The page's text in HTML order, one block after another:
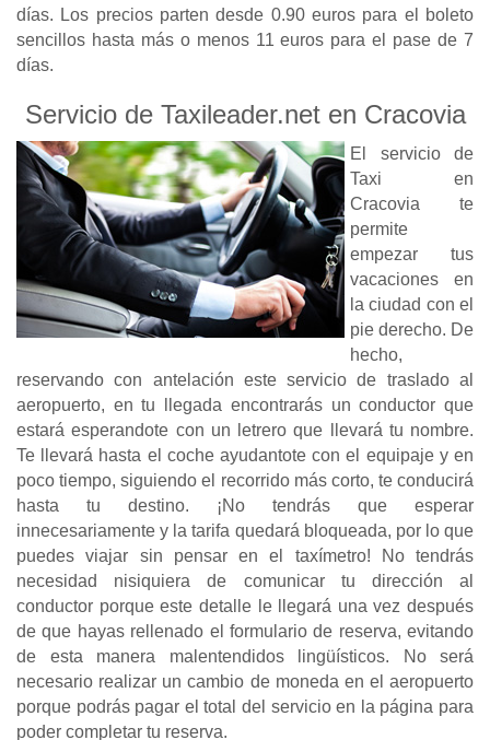
días. Los precios parten desde 0.90 euros para el boleto
sencillos hasta más o menos 11 euros para el pase de 7
días.
Servicio de Taxileader.net en Cracovia
El servicio de
Taxi en
Cracovia te
permite
empezar tus
vacaciones en
la ciudad con el
pie derecho. De
hecho,
reservando con antelación este servicio de traslado al
aeropuerto, en tu llegada encontrarás un conductor que
estará esperandote con un letrero que llevará tu nombre.
Te llevará hasta el coche ayudantote con el equipaje y en
poco tiempo, siguiendo el recorrido más corto, te conducirá
hasta tu destino. ¡No tendrás que esperar
innecesariamente y la tarifa quedará bloqueada, por lo que
puedes viajar sin pensar en el taxímetro! No tendrás
necesidad nisiquiera de comunicar tu dirección al
conductor porque este detalle le llegará una vez después
de que hayas rellenado el formulario de reserva, evitando
de esta manera malentendidos lingüísticos. No será
necesario realizar un cambio de moneda en el aeropuerto
porque podrás pagar el total del servicio en la página para
poder completar tu reserva.